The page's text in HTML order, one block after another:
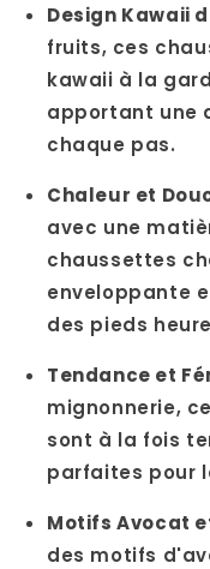
Design Kawaii
fruits, ces
kawaii à la
apportant une
chaque pas.
Chaleur et
avec une
chaussettes
enveloppante
des pieds
Tendance et
mignonnerie,
sont à la fois
parfaites pour
Motifs Avocat
des motifs